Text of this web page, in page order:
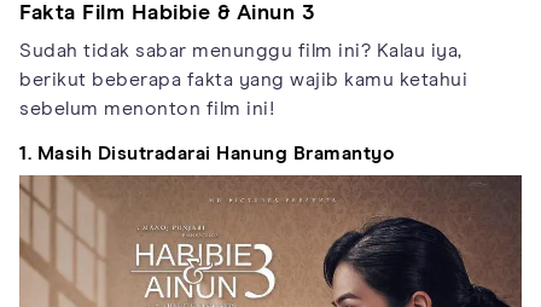
Fakta Film Habibie & Ainun 3
Sudah tidak sabar menunggu film ini? Kalau iya,
berikut beberapa fakta yang wajib kamu ketahui
sebelum menonton film ini!
1. Masih Disutradarai Hanung Bramantyo